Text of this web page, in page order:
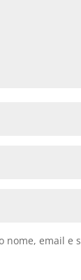
nome, email e